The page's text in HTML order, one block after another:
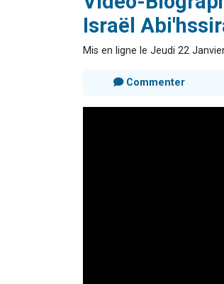
Israël
Mis en ligne le Jeudi 22
Commenter